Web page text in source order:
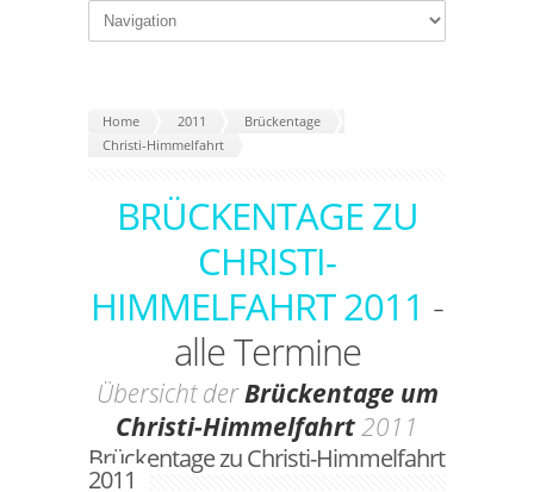
Home 2011
Brückentage
Christi-Himmelfahrt
BRÜCKENTAGE ZU
CHRISTI-
HIMMELFAHRT 2011 -
alle Termine
Übersicht derBrückentage um
Christi-Himmelfahrt2011
Brückentage zu Christi-Himmelfahrt
2011